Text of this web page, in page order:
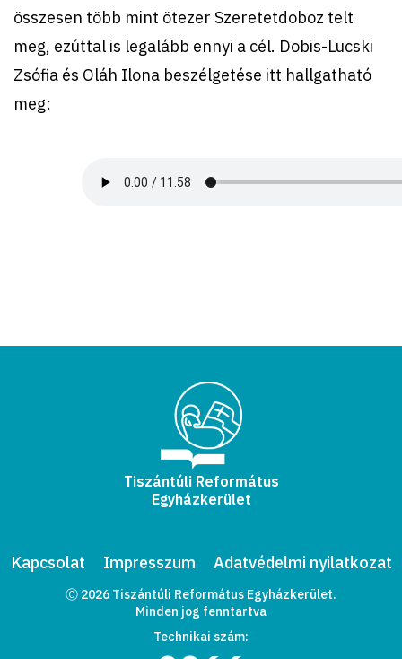
összesen több mint ötezer Szeretetdoboz telt
meg, ezúttal is legalább ennyi a cél. Dobis-Lucski
Zsófia és Oláh Ilona beszélgetése itt hallgatható
meg:
Tiszántúli Református
Egyházkerület
Kapcsolat Impresszum Adatvédelmi nyilatkozat
Ⓒ 2026 Tiszántúli Református Egyházkerület.
Minden jog fenntartva
Technikai szám: